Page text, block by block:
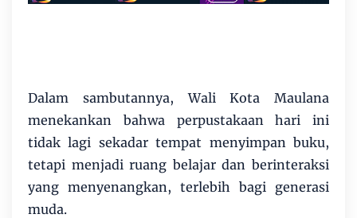
Dalam sambutannya, Wali Kota Maulana
menekankan bahwa perpustakaan hari ini
tidak lagi sekadar tempat menyimpan buku,
tetapi menjadi ruang belajar dan berinteraksi
yang menyenangkan, terlebih bagi generasi
muda.